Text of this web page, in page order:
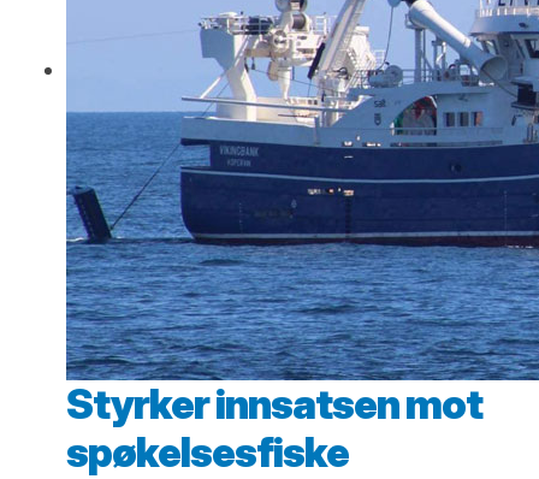
Styrker innsatsen mot
spøkelsesfiske